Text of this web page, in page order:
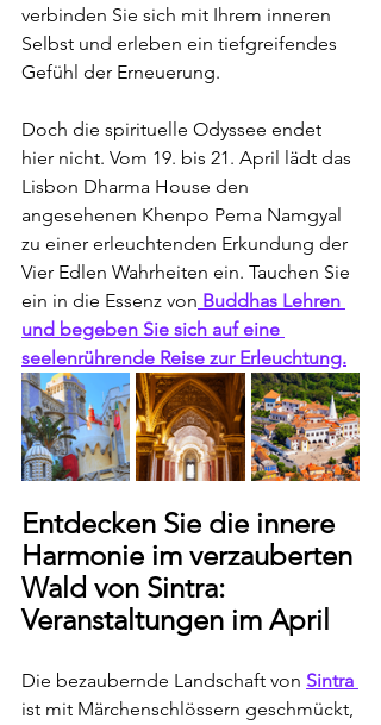
verbinden Sie sich mit Ihrem inneren
Selbst und erleben ein tiefgreifendes
Gefühl der Erneuerung.
Doch die spirituelle Odyssee endet
hier nicht. Vom 19. bis 21. April lädt das
Lisbon Dharma House den
angesehenen Khenpo Pema Namgyal
zu einer erleuchtenden Erkundung der
Vier Edlen Wahrheiten ein. Tauchen Sie
ein in die Essenz von Buddhas Lehren
und begeben Sie sich auf eine
seelenrührende Reise zur Erleuchtung.
Entdecken Sie die innere
Harmonie im verzauberten
Wald von Sintra:
Veranstaltungen im April
Die bezaubernde Landschaft von Sintra
ist mit Märchenschlössern geschmückt,